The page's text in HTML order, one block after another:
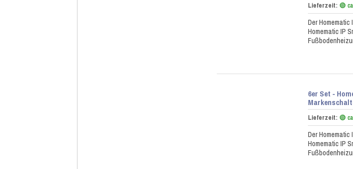
Lieferzeit: 🟢
Der
Homematic IP
6er Set -
Lieferzeit: 🟢
Der
Homematic IP